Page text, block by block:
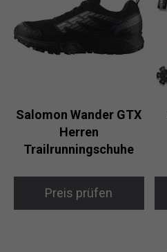
Salomon Wander GTX
Herren
Trailrunningschuhe
Preis prüfen